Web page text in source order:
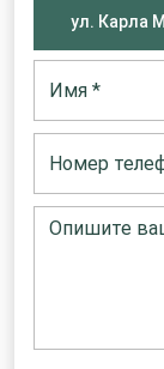
ул. Карла